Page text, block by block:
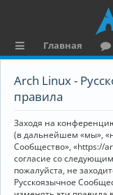
ы
к
и
Главная
ру
Arch Linux -
правила
Заходя на
(в дальнейшем «мы»,
Сообщество», «https://
согласие со
пожалуйста, не
Русскоязычное